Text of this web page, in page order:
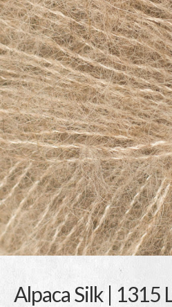
Alpaca Silk | 1315